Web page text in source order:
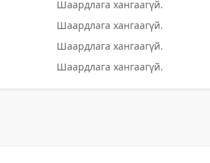
Шаардлага хангаагүй.
Шаардлага хангаагүй.
Шаардлага хангаагүй.
Шаардлага хангаагүй.